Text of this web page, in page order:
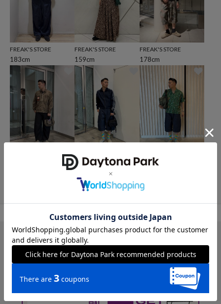
FREAK'S STORE
183cm
FREAK'S STORE
159cm
FREAK'S STORE
178cm
FREAK'S STORE
178cm
FREAK'S STORE